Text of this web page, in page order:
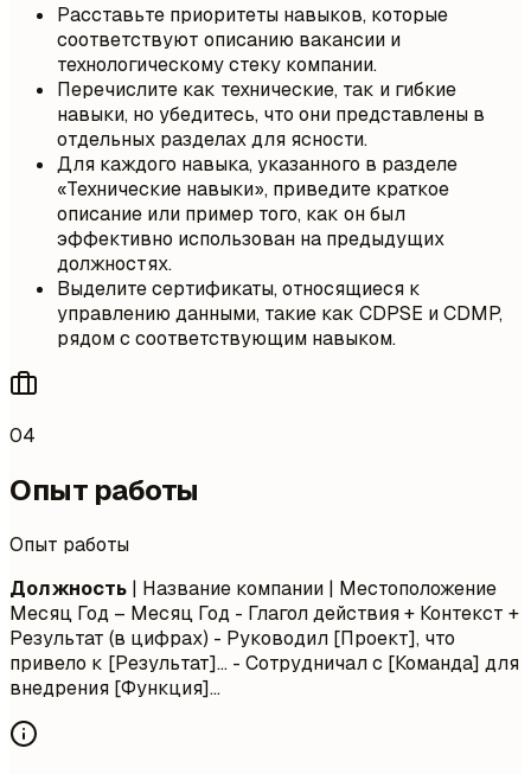
Расставьте приоритеты навыков, которые
соответствуют описанию вакансии и
технологическому стеку компании.
Перечислите как технические, так и гибкие
навыки, но убедитесь, что они представлены в
отдельных разделах для ясности.
Для каждого навыка, указанного в разделе
«Технические навыки», приведите краткое
описание или пример того, как он был
эффективно использован на предыдущих
должностях.
Выделите сертификаты, относящиеся к
управлению данными, такие как CDPSE и CDMP,
рядом с соответствующим навыком.
04
Опыт работы
Опыт работы
Должность | Название компании | Местоположение
Месяц Год – Месяц Год - Глагол действия + Контекст +
Результат (в цифрах) - Руководил [Проект], что
привело к [Результат]... - Сотрудничал с [Команда] для
внедрения [Функция]...